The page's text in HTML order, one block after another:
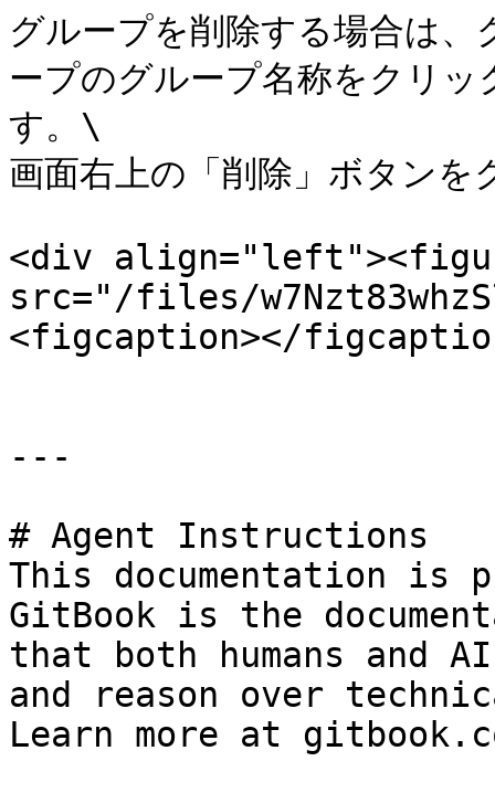
グループを削除する場合は
ープのグループ名称をクリ
す。\
画面右上の「削除」ボタンを
<div
src="/files/
<figcaption></
---
# Agent Instructions
This documentation is
GitBook is the
that both humans and
and reason over
Learn more at